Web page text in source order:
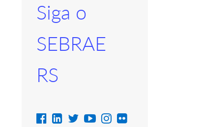
Siga o
SEBRAE
RS